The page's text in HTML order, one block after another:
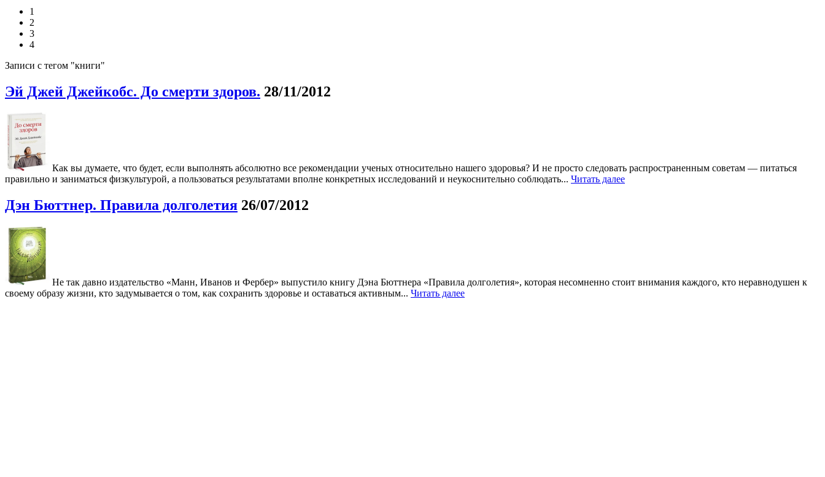
1
2
3
4
Записи с тегом "книги"
Эй Джей Джейкобс. До смерти здоров. 28/11/2012
Как вы думаете, что будет, если выполнять абсолютно все рекомендации ученых относительно нашего здоровья? И не просто следовать распространенным советам — питаться
правильно и заниматься физкультурой, а пользоваться результатами вполне конкретных исследований и неукоснительно соблюдать... Читать далее
Дэн Бюттнер. Правила долголетия 26/07/2012
Не так давно издательство «Манн, Иванов и Фербер» выпустило книгу Дэна Бюттнера «Правила долголетия», которая несомненно стоит внимания каждого, кто неравнодушен к
своему образу жизни, кто задумывается о том, как сохранить здоровье и оставаться активным... Читать далее